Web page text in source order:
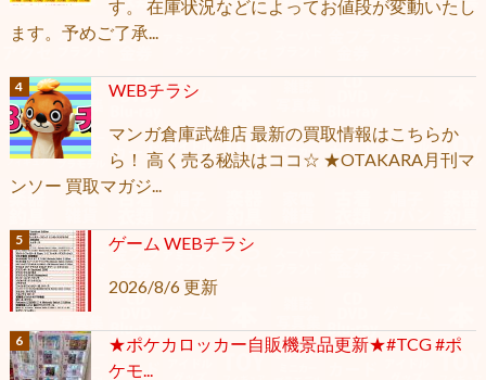
す。 在庫状況などによってお値段が変動いたし
ます。予めご了承...
WEBチラシ
マンガ倉庫武雄店 最新の買取情報はこちらか
ら！ 高く売る秘訣はココ☆ ★OTAKARA月刊マ
ンソー 買取マガジ...
ゲーム WEBチラシ
2026/8/6 更新
★ポケカロッカー自販機景品更新★#TCG #ポ
ケモ...